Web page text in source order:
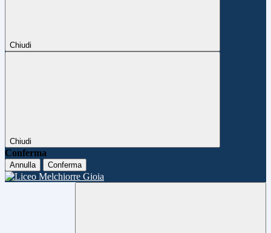
Chiudi
Chiudi
Conferma
Annulla Conferma